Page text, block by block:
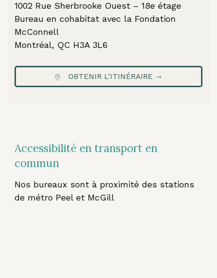
1002 Rue Sherbrooke Ouest – 18e étage
Bureau en cohabitat avec la Fondation
McConnell
Montréal, QC H3A 3L6
OBTENIR L’ITINÉRAIRE
Accessibilité en transport en
commun
Nos bureaux sont à proximité des stations
de métro Peel et McGill